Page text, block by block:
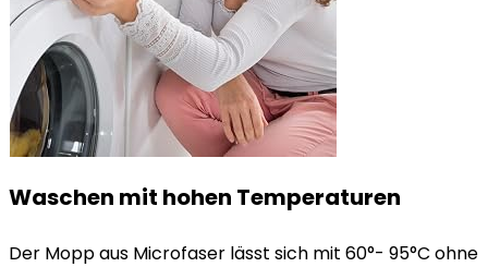
Waschen mit hohen Temperaturen
Der Mopp aus Microfaser lässt sich mit 60°- 95°C ohne